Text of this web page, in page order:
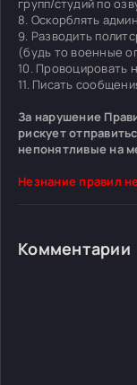
групп/студий по
8. Оскорблять
9. Разводить
(будь то военные
10. Провоцировать
11. Писать
За нарушение
рискует
непонятливые на
Незнание правил
Комментарии